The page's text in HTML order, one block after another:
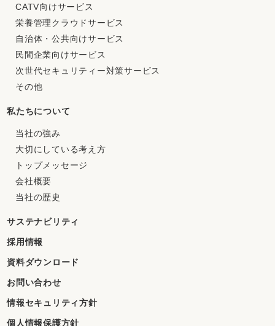
CATV向けサービス
栄養管理クラウドサービス
自治体・公共向けサービス
民間企業向けサービス
次世代セキュリティー対策サービス
その他
私たちについて
当社の強み
大切にしている考え方
トップメッセージ
会社概要
当社の歴史
サステナビリティ
採用情報
資料ダウンロード
お問い合わせ
情報セキュリティ方針
個人情報保護方針